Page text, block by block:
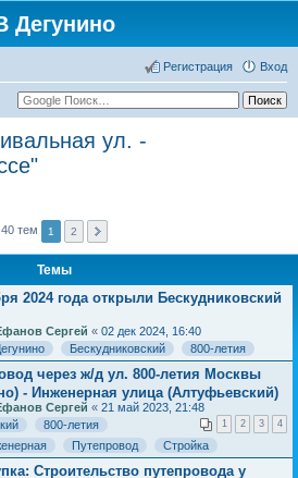
Дегунино
Вход
Регистрация
ул. -
40 тем 1 2
Темы
2024 года открыли Бескудниковский
Сергей « 02 дек 2024, 16:40
Бескудниковский
800-летия
через ж/д ул. 800-летия Москвы
- Инженерная улица (Алтуфьевский)
Сергей « 21 май 2023, 21:48
1 2 3 4
800-летия
Путепровод
Стройка
Строительство путепровода у